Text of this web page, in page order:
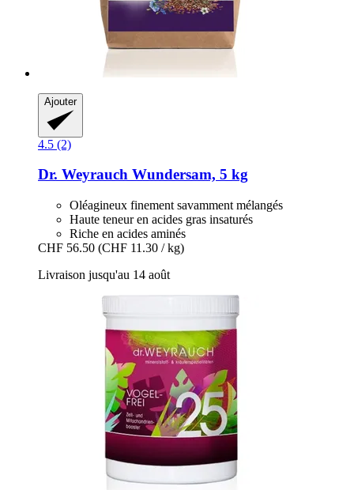
Ajouter
4.5 (2)
Dr. Weyrauch Wundersam, 5 kg
Oléagineux finement savamment mélangés
Haute teneur en acides gras insaturés
Riche en acides aminés
CHF 56.50 (CHF 11.30 / kg)
Livraison jusqu'au 14 août